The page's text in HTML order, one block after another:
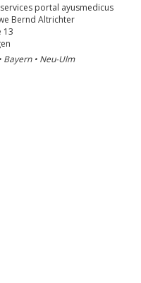
portal ayusmedicus
Bernd Altrichter
13
Bayern • Neu-Ulm